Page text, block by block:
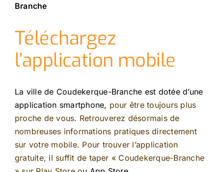
Branche
Téléchargez
l’application mobile
La ville de Coudekerque-Branche est dotée d’une
application smartphone, pour être toujours plus
proche de vous. Retrouverez désormais de
nombreuses informations pratiques directement
sur votre mobile. Pour trouver l’application
gratuite, il suffit de taper « Coudekerque-Branche